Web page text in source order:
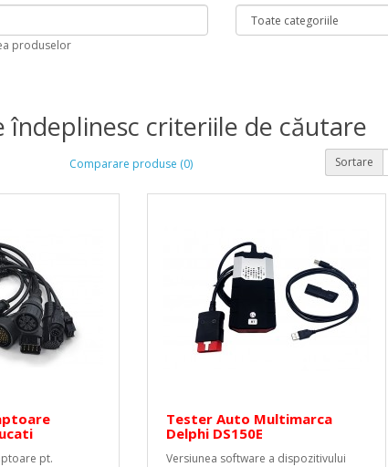
produselor
îndeplinesc criteriile de căutare
Comparare produse (0) Sortare
pt.
Tester Auto Multimarca
Delphi DS150E
Versiunea software a dispozitivului